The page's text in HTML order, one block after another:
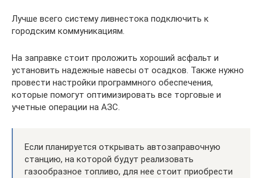
Лучше всего систему ливнестока подключить к
городским коммуникациям.
На заправке стоит проложить хороший асфальт и
установить надежные навесы от осадков. Также нужно
провести настройки программного обеспечения,
которые помогут оптимизировать все торговые и
учетные операции на АЗС.
Если планируется открывать автозаправочную
станцию, на которой будут реализовать
газообразное топливо, для нее стоит приобрести